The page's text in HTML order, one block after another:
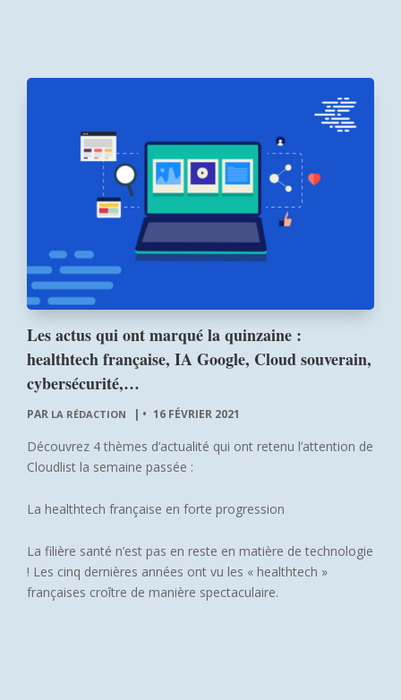
Les actus qui ont marqué la quinzaine :
healthtech française, IA Google, Cloud souverain,
cybersécurité,…
PAR LA RÉDACTION | 16 FÉVRIER 2021
Découvrez 4 thèmes d’actualité qui ont retenu l’attention de
Cloudlist la semaine passée :
La healthtech française en forte progression
La filière santé n’est pas en reste en matière de technologie
! Les cinq dernières années ont vu les « healthtech »
françaises croître de manière spectaculaire.